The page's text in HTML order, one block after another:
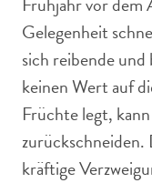
Gelegenheit
sich reibende
keinen Wert auf
Früchte legt,
zurückschneiden.
kräftige